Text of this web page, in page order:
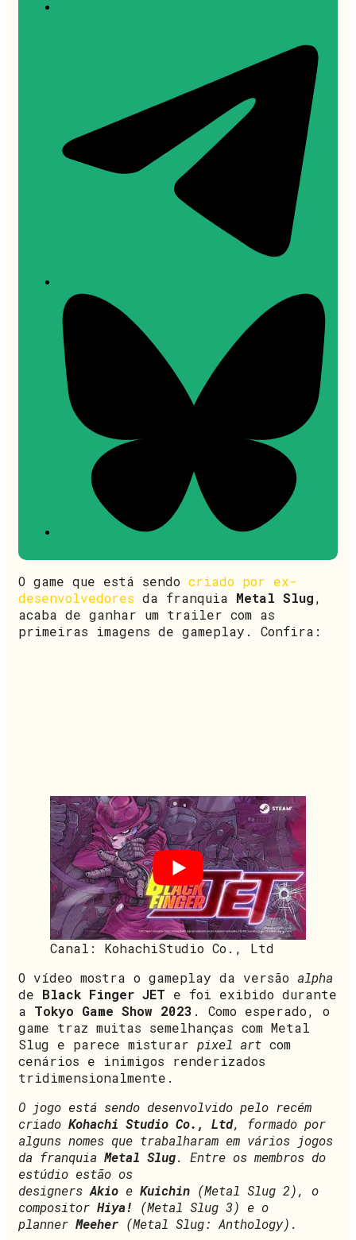
O game que está sendo criado por ex-
desenvolvedores da franquia Metal Slug,
acaba de ganhar um trailer com as
primeiras imagens de gameplay. Confira:
Canal: KohachiStudio Co., Ltd
O vídeo mostra o gameplay da versão alpha
de Black Finger JET e foi exibido durante
a Tokyo Game Show 2023 . Como esperado, o
game traz muitas semelhanças com Metal
Slug e parece misturar pixel art com
cenários e inimigos renderizados
tridimensionalmente.
O jogo está sendo desenvolvido pelo recém
criado Kohachi Studio Co., Ltd, formado por
alguns nomes que trabalharam em vários jogos
da franquia Metal Slug. Entre os membros do
estúdio estão os
designers Akio e Kuichin (Metal Slug 2), o
compositor Hiya! (Metal Slug 3) e o
planner Meeher (Metal Slug: Anthology).